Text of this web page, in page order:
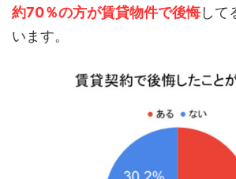
約70％の方が賃貸物件で後悔して
います。